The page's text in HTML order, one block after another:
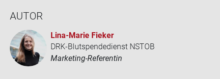
AUTOR
Lina-​Marie Fie­ker
DRK-Blutspendedienst NSTOB
Marketing-Referentin